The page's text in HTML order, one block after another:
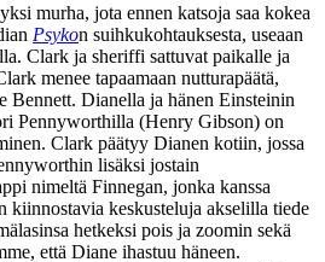
murha, jota ennen katsoja saa kokea
Psykon suihkukohtauksesta, useaan
Clark ja sheriffi sattuvat paikalle ja
menee tapaamaan nutturapäätä,
Bennett. Dianella ja hänen Einsteinin
Pennyworthilla (Henry Gibson) on
Clark päätyy Dianen kotiin, jossa
lisäksi jostain
nimeltä Finnegan, jonka kanssa
kiinnostavia keskusteluja akselilla tiede
hetkeksi pois ja zoomin sekä
että Diane ihastuu häneen.